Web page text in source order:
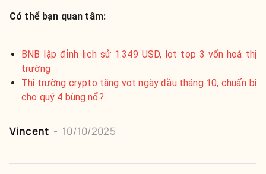
Có thể bạn quan tâm:
BNB lập đỉnh lịch sử 1.349 USD, lọt top 3 vốn hoá thị
trường
Thị trường crypto tăng vọt ngày đầu tháng 10, chuẩn bị
cho quý 4 bùng nổ?
Vincent - 10/10/2025